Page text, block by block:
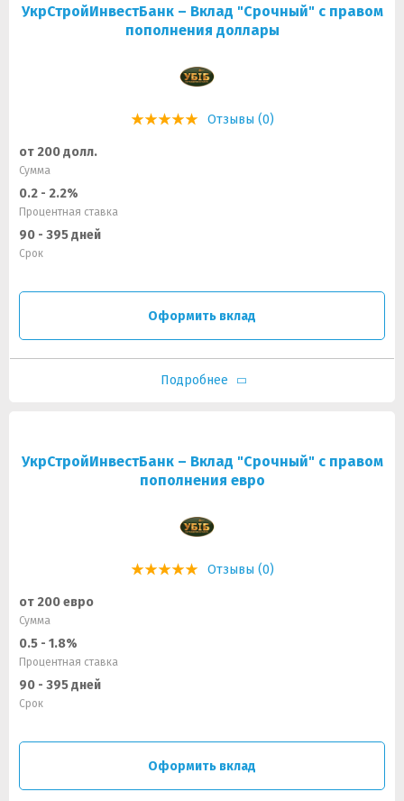
УкрСтройИнвестБанк – Вклад "Срочный" с правом
пополнения доллары
Отзывы (0)
от 200 долл.
Сумма
0.2 - 2.2%
Процентная ставка
90 - 395 дней
Срок
Оформить вклад
Подробнее
УкрСтройИнвестБанк – Вклад "Срочный" с правом
пополнения евро
Отзывы (0)
от 200 евро
Сумма
0.5 - 1.8%
Процентная ставка
90 - 395 дней
Срок
Оформить вклад